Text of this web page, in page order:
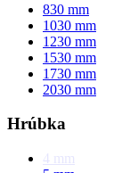
830 mm
1030 mm
1230 mm
1530 mm
1730 mm
2030 mm
Hrúbka
4 mm